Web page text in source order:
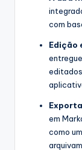
com
Edição
em
como um